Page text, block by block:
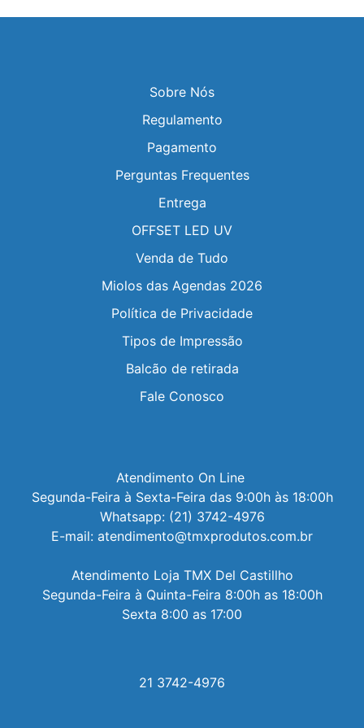
Sobre Nós
Regulamento
Pagamento
Perguntas Frequentes
Entrega
OFFSET LED UV
Venda de Tudo
Miolos das Agendas 2026
Política de Privacidade
Tipos de Impressão
Balcão de retirada
Fale Conosco
Atendimento On Line
Segunda-Feira à Sexta-Feira das 9:00h às 18:00h
Whatsapp: (21) 3742-4976
E-mail: atendimento@tmxprodutos.com.br
Atendimento Loja TMX Del Castillho
Segunda-Feira à Quinta-Feira 8:00h as 18:00h
Sexta 8:00 as 17:00
21 3742-4976